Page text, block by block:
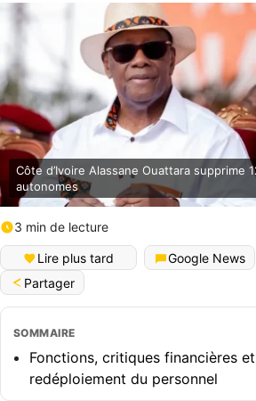
Côte d’Ivoire Alassane Ouattara supprime
autonomes
3 min de lecture
Lire plus tard Google News
Partager
SOMMAIRE
Fonctions, critiques financières et
redéploiement du personnel